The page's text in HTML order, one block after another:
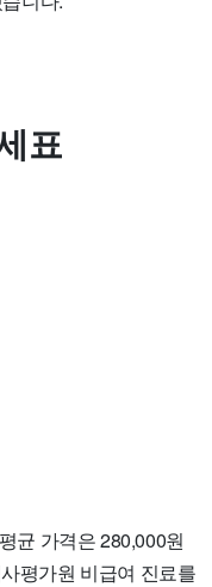
표
균 가격은 280,000원
평가원 비급여 진료를